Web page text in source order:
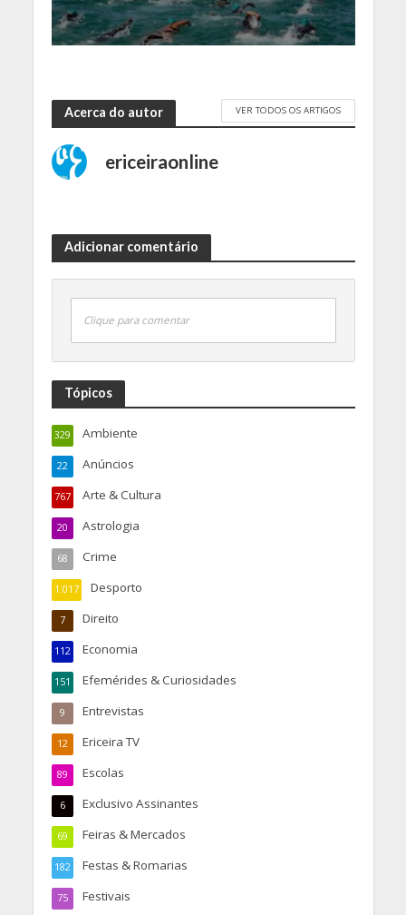
Acerca do autor VER TODOS OS ARTIGOS
ericeiraonline
Adicionar comentário
Clique para comentar
Tópicos
Ambiente
329
Anúncios
22
Arte & Cultura
767
Astrologia
20
Crime
68
Desporto
1.017
Direito
7
Economia
112
Efemérides & Curiosidades
151
Entrevistas
9
Ericeira TV
12
Escolas
89
Exclusivo Assinantes
6
Feiras & Mercados
69
Festas & Romarias
182
Festivais
75